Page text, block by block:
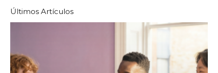
Últimos Artículos